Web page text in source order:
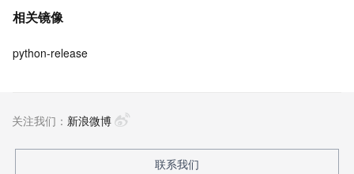
相关镜像
python-release
关注我们： 新浪微博
联系我们